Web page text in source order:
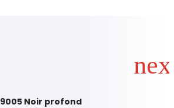
9005 Noir profond